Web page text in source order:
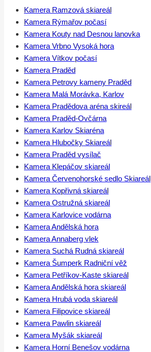
Kamera Ramzová skiareál
Kamera Rýmařov počasí
Kamera Kouty nad Desnou lanovka
Kamera Vrbno Vysoká hora
Kamera Vítkov počasí
Kamera Praděd
Kamera Petrovy kameny Praděd
Kamera Malá Morávka, Karlov
Kamera Pradědova aréna skireál
Kamera Praděd-Ovčárna
Kamera Karlov Skiaréna
Kamera Hlubočky Skiareál
Kamera Praděd vysílač
Kamera Klepáčov skiareál
Kamera Červenohorské sedlo Skiareál
Kamera Kopřivná skiareál
Kamera Ostružná skiareál
Kamera Karlovice vodárna
Kamera Andělská hora
Kamera Annaberg vlek
Kamera Suchá Rudná skiareál
Kamera Šumperk Radniční věž
Kamera Petříkov-Kaste skiareál
Kamera Andělská hora skiareál
Kamera Hrubá voda skiareál
Kamera Filipovice skiareál
Kamera Pawlin skiareál
Kamera Myšák skiareál
Kamera Horní Benešov vodárna